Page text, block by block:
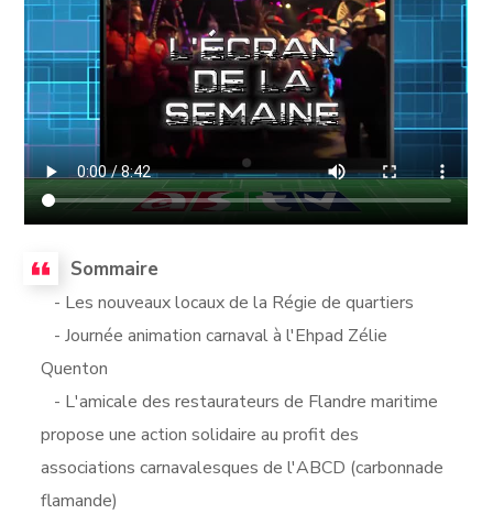
Sommaire
- Les nouveaux locaux de la Régie de quartiers
- Journée animation carnaval à l'Ehpad Zélie
Quenton
- L'amicale des restaurateurs de Flandre maritime
propose une action solidaire au profit des
associations carnavalesques de l'ABCD (carbonnade
flamande)